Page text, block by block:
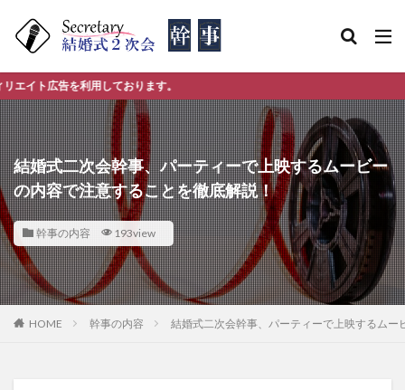
用しております。
結婚式二次会幹事、パーティーで上映するムービー
の内容で注意することを徹底解説！
幹事の内容 193view
HOME 幹事の内容 結婚式二次会幹事、パーティーで上映するム